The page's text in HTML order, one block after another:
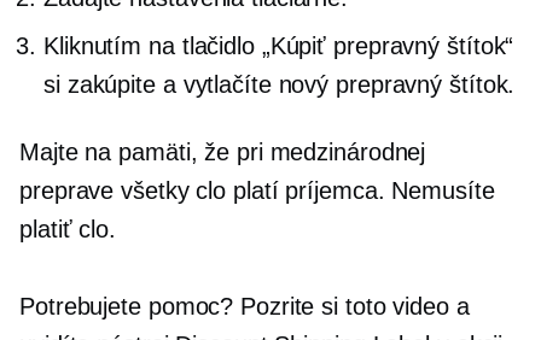
Kliknutím na tlačidlo „Kúpiť prepravný štítok“
si zakúpite a vytlačíte nový prepravný štítok.
Majte na pamäti, že pri medzinárodnej
preprave všetky clo platí príjemca. Nemusíte
platiť clo.
Potrebujete pomoc? Pozrite si toto video a